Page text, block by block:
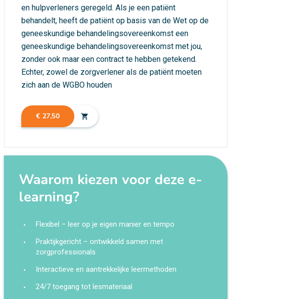
en hulpverleners geregeld. Als je een patiënt
behandelt, heeft de patiënt op basis van de Wet op de
geneeskundige behandelingsovereenkomst een
geneeskundige behandelingsovereenkomst met jou,
zonder ook maar een contract te hebben getekend.
Echter, zowel de zorgverlener als de patiënt moeten
zich aan de WGBO houden
€ 27,50 shopping_cart
Waarom kiezen voor deze e-
learning?
Flexibel – leer op je eigen manier en tempo
Praktijkgericht – ontwikkeld samen met
zorgprofessionals
Interactieve en aantrekkelijke leermethoden
24/7 toegang tot lesmateriaal